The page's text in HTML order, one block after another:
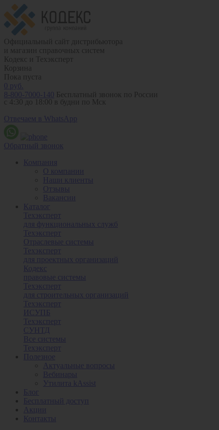
Официальный сайт дистрибьютора
и магазин справочных систем
Кодекс и Техэксперт
Корзина
Пока пуста
0 руб.
8-800-7000-140 Бесплатный звонок по России
с 4:30 до 18:00 в будни по Мск
Отвечаем в WhatsApp
Обратный звонок
Компания
О компании
Наши клиенты
Отзывы
Вакансии
Каталог
Техэксперт
для функциональных служб
Техэксперт
Отраслевые системы
Техэксперт
для проектных организаций
Кодекс
правовые системы
Техэксперт
для строительных организаций
Техэксперт
ИСУПБ
Техэксперт
СУНТД
Все системы
Техэксперт
Полезное
Актуальные вопросы
Вебинары
Утилита kAssist
Блог
Бесплатный доступ
Акции
Контакты